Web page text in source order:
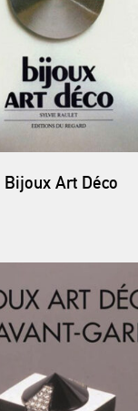
Bijoux Art Déco